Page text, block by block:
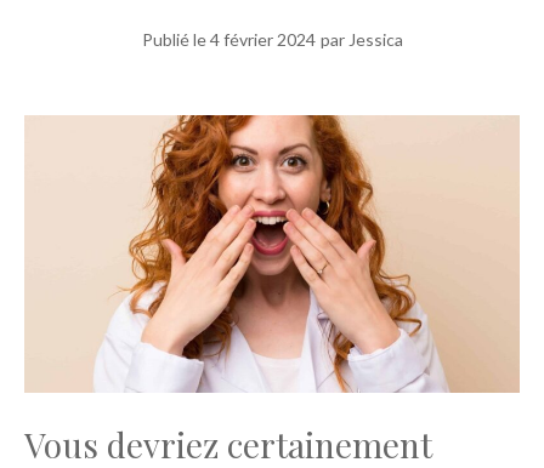
Publié le4 février 2024 par Jessica
Vous devriez certainement